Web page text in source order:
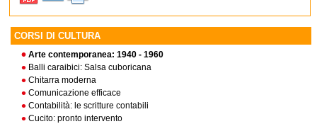
CORSI DI CULTURA
Arte contemporanea: 1940 - 1960
Balli caraibici: Salsa cuboricana
Chitarra moderna
Comunicazione efficace
Contabilità: le scritture contabili
Cucito: pronto intervento